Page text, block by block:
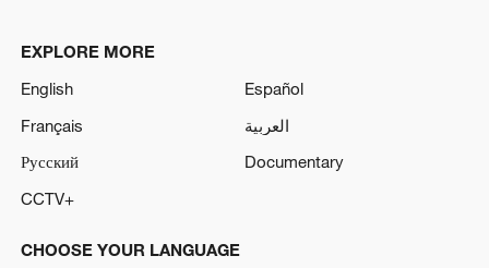
EXPLORE MORE
English
Español
Français
العربية
Русский
Documentary
CCTV+
CHOOSE YOUR LANGUAGE